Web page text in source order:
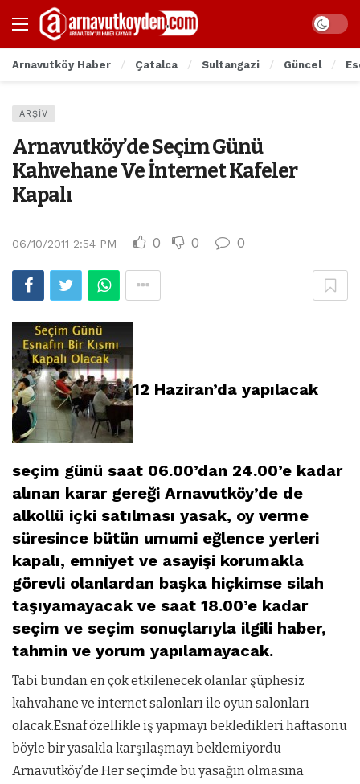
Arnavutköy Haber Çatalca Sultangazi Güncel
ARŞIV
Arnavutköy’de Seçim Günü
Kahvehane Ve İnternet Kafeler
Kapalı
06/10/2011 2:54 PM 0 0 0
12 Haziran’da yapılacak
seçim günü saat 06.00’dan 24.00’e kadar
alınan karar gereği Arnavutköy’de de
alkollü içki satılması yasak, oy verme
süresince bütün umumi eğlence yerleri
kapalı, emniyet ve asayişi korumakla
görevli olanlardan başka hiçkimse silah
taşıyamayacak ve saat 18.00’e kadar
seçim ve seçim sonuçlarıyla ilgili haber,
tahmin ve yorum yapılamayacak.
Tabi bundan en çok etkilenecek olanlar şüphesiz
kahvahane ve internet salonları ile oyun salonları
olacak.Esnaf özellikle iş yapmayı bekledikleri haftasonu
böyle bir yasakla karşılaşmayı beklemiyordu
Arnavutköy’de.Her seçimde bu yasağın olmasına